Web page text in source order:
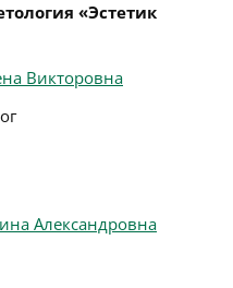
«Эстетик
Викторовна
Александровна